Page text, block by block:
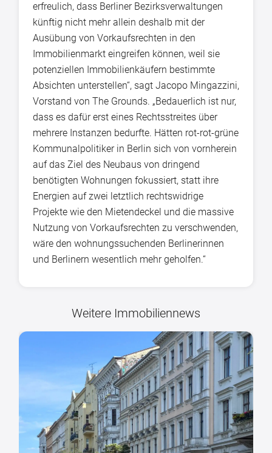
erfreulich, dass Berliner Bezirksverwaltungen
künftig nicht mehr allein deshalb mit der
Ausübung von Vorkaufsrechten in den
Immobilienmarkt eingreifen können, weil sie
potenziellen Immobilienkäufern bestimmte
Absichten unterstellen“, sagt Jacopo Mingazzini,
Vorstand von The Grounds. „Bedauerlich ist nur,
dass es dafür erst eines Rechtsstreites über
mehrere Instanzen bedurfte. Hätten rot-rot-grüne
Kommunalpolitiker in Berlin sich von vornherein
auf das Ziel des Neubaus von dringend
benötigten Wohnungen fokussiert, statt ihre
Energien auf zwei letztlich rechtswidrige
Projekte wie den Mietendeckel und die massive
Nutzung von Vorkaufsrechten zu verschwenden,
wäre den wohnungssuchenden Berlinerinnen
und Berlinern wesentlich mehr geholfen.“
Weitere Immobiliennews